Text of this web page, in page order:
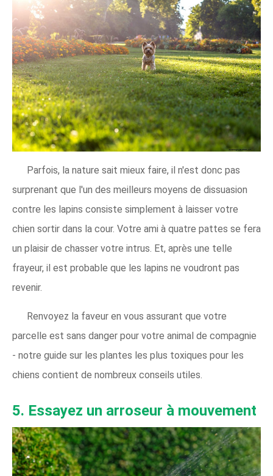
Parfois, la nature sait mieux faire, il n'est donc pas
surprenant que l'un des meilleurs moyens de dissuasion
contre les lapins consiste simplement à laisser votre
chien sortir dans la cour. Votre ami à quatre pattes se fera
un plaisir de chasser votre intrus. Et, après une telle
frayeur, il est probable que les lapins ne voudront pas
revenir.
Renvoyez la faveur en vous assurant que votre
parcelle est sans danger pour votre animal de compagnie
- notre guide sur les plantes les plus toxiques pour les
chiens contient de nombreux conseils utiles.
5. Essayez un arroseur à mouvement